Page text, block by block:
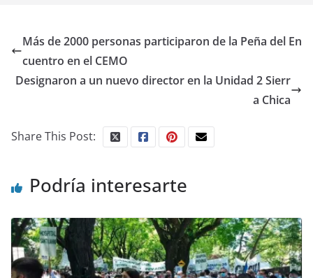
Más de 2000 personas participaron de la Peña del En
cuentro en el CEMO
Designaron a un nuevo director en la Unidad 2 Sierr
a Chica
Share This Post:
Podría interesarte